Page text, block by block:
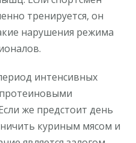
тренируется, он
нарушения режима
интенсивных
же предстоит день
куриным мясом и